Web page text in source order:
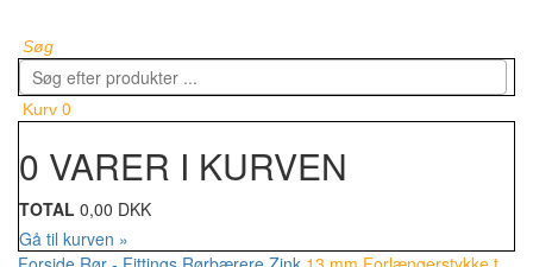
Søg
Kurv 0
0 VARER I KURVEN
TOTAL 0,00 DKK
Gå til kurven »